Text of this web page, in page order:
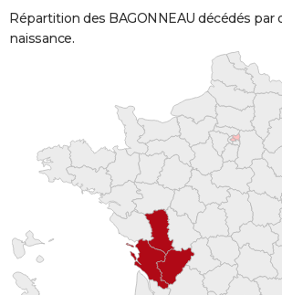
Répartition des BAGONNEAU décédés
naissance.